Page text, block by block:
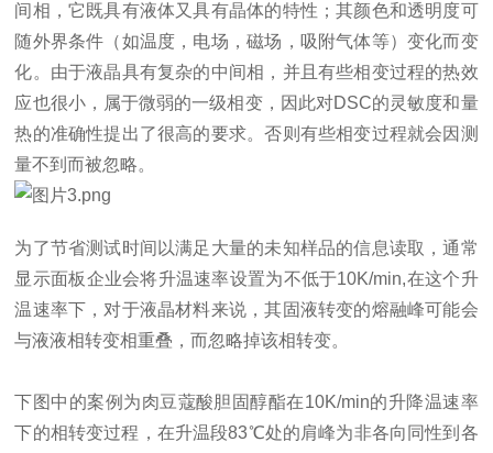
间相，它既具有液体又具有晶体的特性；其颜色和透明度可
随外界条件（如温度，电场，磁场，吸附气体等）变化而变
化。由于液晶具有复杂的中间相，并且有些相变过程的热效
应也很小，属于微弱的一级相变，因此对DSC的灵敏度和量
热的准确性提出了很高的要求。否则有些相变过程就会因测
量不到而被忽略。
为了节省测试时间以满足大量的未知样品的信息读取，通常
显示面板企业会将升温速率设置为不低于10K/min,在这个升
温速率下，对于液晶材料来说，其固液转变的熔融峰可能会
与液液相转变相重叠，而忽略掉该相转变。
下图中的案例为肉豆蔻酸胆固醇酯在10K/min的升降温速率
下的相转变过程，在升温段83℃处的肩峰为非各向同性到各